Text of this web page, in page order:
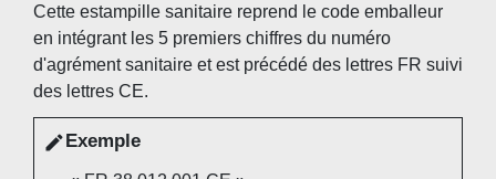
Cette estampille sanitaire reprend le code emballeur
en intégrant les 5 premiers chiffres du numéro
d'agrément sanitaire et est précédé des lettres FR suivi
des lettres CE.
editExemple